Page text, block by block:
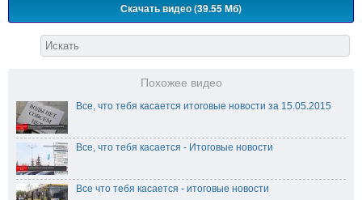
Скачать видео (39.55 Мб)
Похожее видео
Все, что тебя касается итоговые новости за 15.05.2015
Все, что тебя касается - Итоговые новости
Все что тебя касается - итоговые новости